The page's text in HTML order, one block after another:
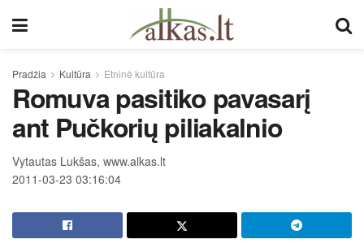
Pradžia Kultūra Etninė kultūra
Romuva pasitiko pavasarį
ant Pučkorių piliakalnio
Vytautas Lukšas, www.alkas.lt
2011-03-23 03:16:04